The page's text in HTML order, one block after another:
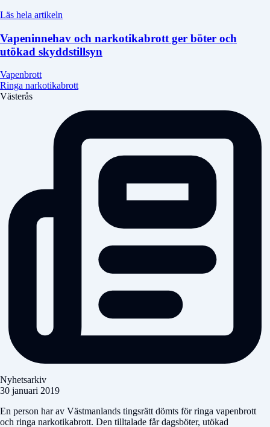
Läs hela artikeln
Vapeninnehav och narkotikabrott ger böter och
utökad skyddstillsyn
Vapenbrott
Ringa narkotikabrott
Västerås
Nyhetsarkiv
30 januari 2019
En person har av Västmanlands tingsrätt dömts för ringa vapenbrott
och ringa narkotikabrott. Den tilltalade får dagsböter, utökad